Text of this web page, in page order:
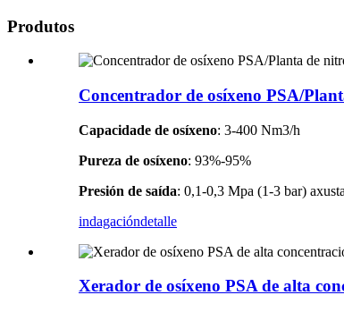
Produtos
Concentrador de osíxeno PSA/
Capacidade de osíxeno: 3-400 Nm3/h
Pureza de osíxeno: 93%-95%
Presión de saída: 0,1-0,3 Mpa (1-3 bar)
indagacióndetalle
Xerador de osíxeno PSA de alta